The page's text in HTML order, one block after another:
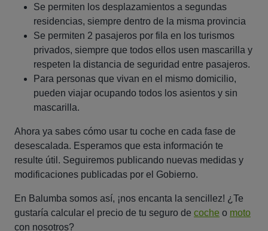
Se permiten los desplazamientos a segundas
residencias, siempre dentro de la misma provincia
Se permiten 2 pasajeros por fila en los turismos
privados, siempre que todos ellos usen mascarilla y
respeten la distancia de seguridad entre pasajeros.
Para personas que vivan en el mismo domicilio,
pueden viajar ocupando todos los asientos y sin
mascarilla.
Ahora ya sabes cómo usar tu coche en cada fase de
desescalada. Esperamos que esta información te
resulte útil. Seguiremos publicando nuevas medidas y
modificaciones publicadas por el Gobierno.
En Balumba somos así, ¡nos encanta la sencillez! ¿Te
gustaría calcular el precio de tu seguro de coche o moto
con nosotros?